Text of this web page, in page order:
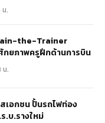
น.
the-Trainer
กยภาพครูฝึกด้านการบิน
น.
เอกชน ปั้นรถไฟท่อง
.บ.รางใหม่